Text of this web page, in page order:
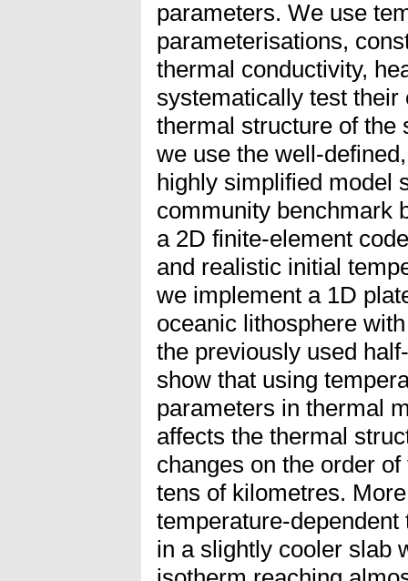
parameters. We use
parameterisations,
thermal conductivity,
systematically test their
thermal structure of the
we use the well-
highly simplified model
community benchmark
a 2D finite-element
and realistic initial
we implement a 1D
oceanic lithosphere
the previously used
show that using
parameters in thermal
affects the thermal
changes on the order
tens of kilometres.
temperature-
in a slightly cooler slab